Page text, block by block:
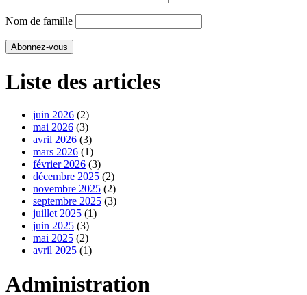
Nom de famille
Liste des articles
juin 2026 (2)
mai 2026 (3)
avril 2026 (3)
mars 2026 (1)
février 2026 (3)
décembre 2025 (2)
novembre 2025 (2)
septembre 2025 (3)
juillet 2025 (1)
juin 2025 (3)
mai 2025 (2)
avril 2025 (1)
Administration